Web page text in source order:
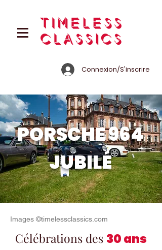
Connexion/S'inscrire
PORSCHE 964
JUBILÉ
Images ©timelessclassics.com
Célébrations des 30 ans